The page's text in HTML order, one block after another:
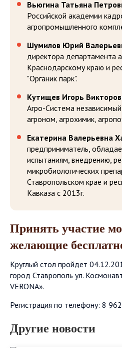
Вьюгина Татьяна
Российской академии
агропромышленного
Шумилов Юрий
директора департамента
Краснодарскому краю и
"Органик парк".
Кутищев Игорь
Агро-Система
агроном, агрохимик,
Екатерина Валерьевна
предприниматель,
испытаниям, внедрению,
микробиологических
Ставропольском крае и
Кавказа с 2013г.
Принять участие
желающие
Круглый стол пройдет
город Ставрополь ул.
VERONA».
Регистрация по телефону: 8
Другие новости